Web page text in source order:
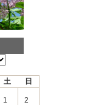
土 日
1 2